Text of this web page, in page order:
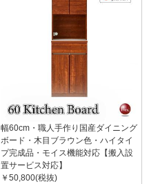
幅60cm・職人手作り国産ダイニング
ボード・木目ブラウン色・ハイタイ
プ完成品・モイス機能対応【搬入設
置サービス対応】
￥50,800(税抜)